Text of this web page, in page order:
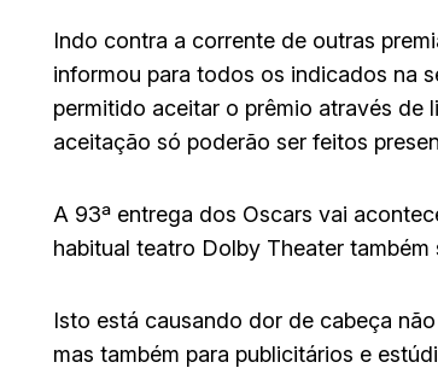
Indo contra a corrente de outras
informou para todos os indicados na
permitido aceitar o prêmio através
aceitação só poderão ser feitos
A 93ª entrega dos Oscars vai
habitual teatro Dolby Theater
Isto está causando dor de cabeça
mas também para publicitários e